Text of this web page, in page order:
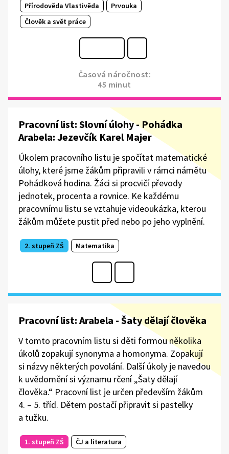
Přírodověda Vlastivěda
Prvouka
Člověk a svět práce
Časová náročnost:
45 minut
Pracovní list: Slovní úlohy - Pohádka
Arabela: Jezevčík Karel Majer
Úkolem pracovního listu je spočítat matematické
úlohy, které jsme žákům připravili v rámci námětu
Pohádková hodina. Žáci si procvičí převody
jednotek, procenta a rovnice. Ke každému
pracovnímu listu se vztahuje videoukázka, kterou
žákům můžete pustit před nebo po jeho vyplnění.
2. stupeň ZŠ Matematika
Pracovní list: Arabela - Šaty dělají člověka
V tomto pracovním listu si děti formou několika
úkolů zopakují synonyma a homonyma. Zopakují
si názvy některých povolání. Další úkoly je navedou
k uvědomění si významu rčení „Šaty dělají
člověka.“ Pracovní list je určen především žákům
4. – 5. tříd. Dětem postačí připravit si pastelky
a tužku.
1. stupeň ZŠ ČJ a literatura